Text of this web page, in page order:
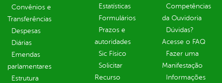
Convênios e
Transferências
Despesas
Diárias
Emendas
parlamentares
Estrutura
Estatísticas
Formulários
Prazos e
autoridades
Sic Físico
Solicitar
Recurso
Competências
da Ouvidoria
Dúvidas?
Acesse o FAQ
Fazer uma
Manifestação
Informações